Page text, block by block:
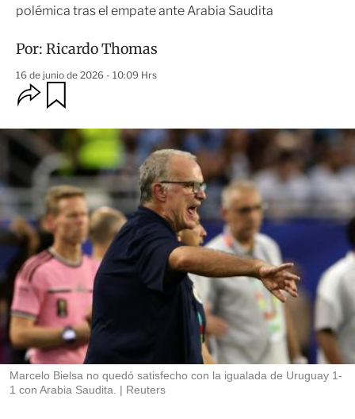
polémica tras el empate ante Arabia Saudita
Por: Ricardo Thomas
16 de junio de 2026 - 10:09 Hrs
O
p
i
o
n
s
d
e
c
o
m
p
a
t
i
r
r
a
r
Marcelo Bielsa no quedó satisfecho con la igualada de Uruguay 1-
1 con Arabia Saudita.
Reuters